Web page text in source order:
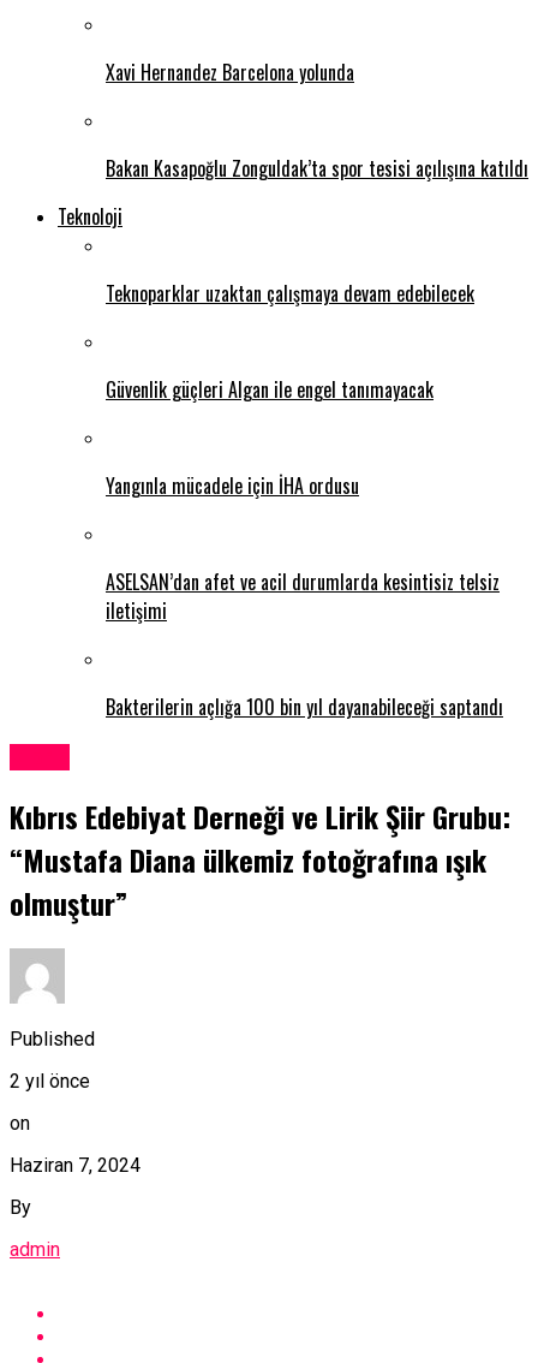
Xavi Hernandez Barcelona yolunda
Bakan Kasapoğlu Zonguldak’ta spor tesisi açılışına katıldı
Teknoloji
Teknoparklar uzaktan çalışmaya devam edebilecek
Güvenlik güçleri Algan ile engel tanımayacak
Yangınla mücadele için İHA ordusu
ASELSAN’dan afet ve acil durumlarda kesintisiz telsiz
iletişimi
Bakterilerin açlığa 100 bin yıl dayanabileceği saptandı
Kıbrıs Edebiyat Derneği ve Lirik Şiir Grubu:
“Mustafa Diana ülkemiz fotoğrafına ışık
olmuştur”
Published
2 yıl önce
on
Haziran 7, 2024
By
admin